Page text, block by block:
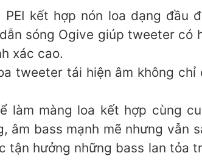
kết hợp nón loa dạng đầu
sóng Ogive giúp tweeter có
xác cao.
tweeter tái hiện âm không
làm màng loa kết hợp cùng
bass mạnh mẽ nhưng vẫn
hưởng những bass lan tỏa